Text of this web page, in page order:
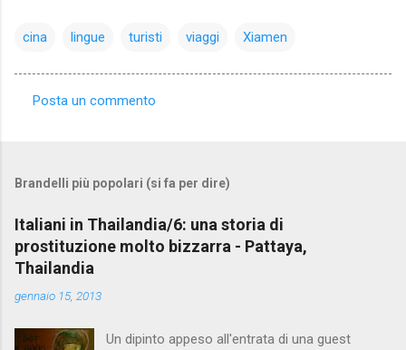
cina lingue turisti viaggi Xiamen
e
n
t
i
Posta un commento
Brandelli più popolari (si fa per dire)
Italiani in Thailandia/6: una storia di
prostituzione molto bizzarra - Pattaya,
Thailandia
gennaio 15, 2013
Un dipinto appeso all'entrata di una guest